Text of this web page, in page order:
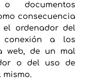
documentos
consecuencia
ordenador del
a los
web, de un mal
o del uso de